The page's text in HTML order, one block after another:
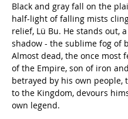
Black and gray fall on the
half-light of falling mists
relief, Lü Bu. He stands out,
shadow - the sublime fog of
Almost dead, the once most
of the Empire, son of iron
betrayed by his own people,
to the Kingdom, devours
own legend.